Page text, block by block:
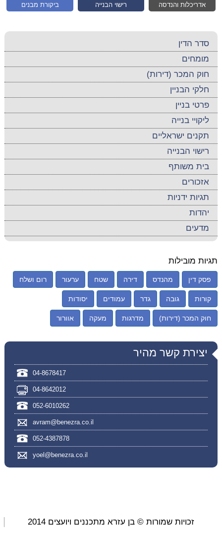
ביקורת מבנים רישוי הבנייה אדריכלות והנדסה
סדר הדין
מומחים
חוק המכר (דירות)
חלקי הבניין
פרטי בניין
ליקויי בנייה
תקנים ישראליים
רישוי הבנייה
בית משותף
אזכורים
תגיות ידניות
יהדות
מדעים
תגיות מובילות
פסק דין מהנדס דירה שטח ערעור רום ושלח
קורות גובה גדר עמודים יסודות
חוק המכר (דירות) מדרגות מעקה אוורור
יצירת קשר מהיר
04-8678417
04-8642012
052-6010262
avram@benezra.co.il
052-4387878
yoel@benezra.co.il
זכויות שמורות © בן עזרא מתכננים ויועצים 2014